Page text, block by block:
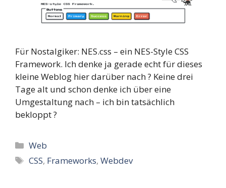
Für Nostalgiker: NES.css – ein NES-Style CSS
Framework. Ich denke ja gerade echt für dieses
kleine Weblog hier darüber nach ? Keine drei
Tage alt und schon denke ich über eine
Umgestaltung nach – ich bin tatsächlich
bekloppt ?
Kategorien
Web
Schlagwörter
CSS, Frameworks,Webdev